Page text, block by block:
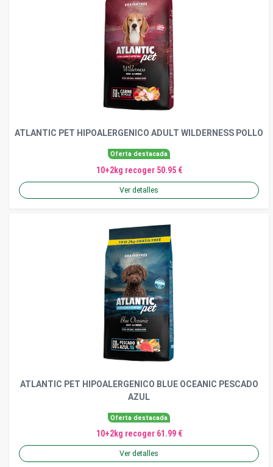
ATLANTIC PET HIPOALERGENICO ADULT WILDERNESS POLLO
Oferta destacada
10+2kg recoger 50.95 €
Ver detalles
ATLANTIC PET HIPOALERGENICO BLUE OCEANIC PESCADO
AZUL
Oferta destacada
10+2kg recoger 61.99 €
Ver detalles